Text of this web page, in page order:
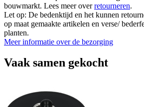
bouwmarkt. Lees meer overretourneren.
Let op: De bedenktijd en het kunnen
op maat gemaakte artikelen en verse/
planten.
Meer informatie over de bezorging
Vaak samen gekocht